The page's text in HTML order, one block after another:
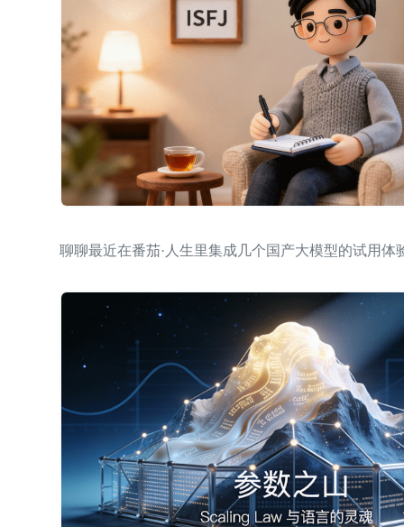
聊聊最近在番茄·人生里集成几个国产大模型的试用体